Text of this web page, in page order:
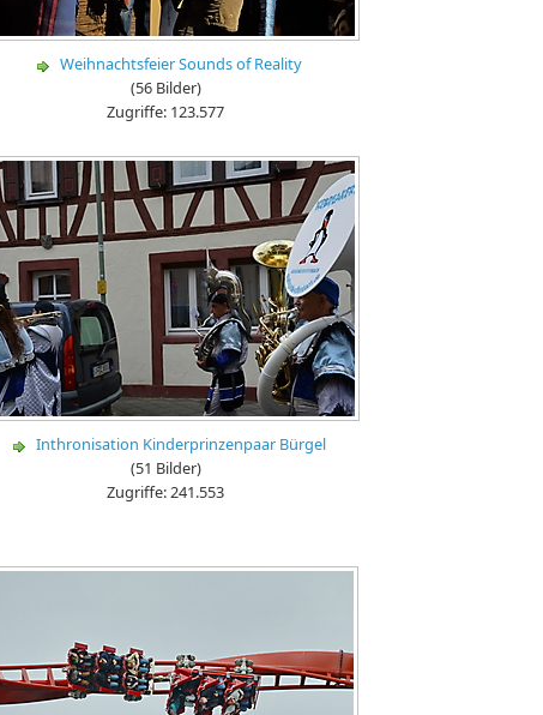
Weihnachtsfeier Sounds of Reality
(56 Bilder)
Zugriffe: 123.577
Inthronisation Kinderprinzenpaar Bürgel
(51 Bilder)
Zugriffe: 241.553